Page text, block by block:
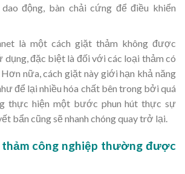
dao động, bàn chải cứng để điều khiển
là một cách giặt thảm không được
dụng, đặc biệt là đối với các loại thảm có
nữa, cách giặt này giới hạn khả năng
để lại nhiều hóa chất bên trong bởi quá
thực hiện một bước phun hút thực sự
bẩn cũng sẽ nhanh chóng quay trở lại.
công nghiệp thường được